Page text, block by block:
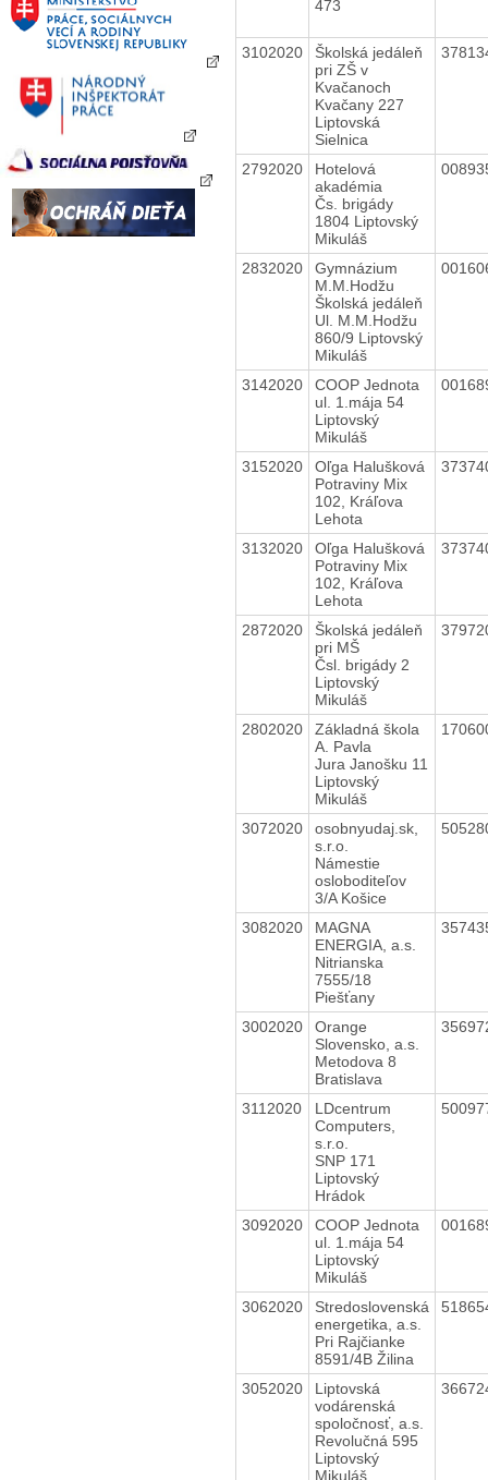
473
3102020
Školská jedáleň
pri ZŠ v
Kvačanoch
Kvačany 227
Liptovská
Sielnica
2792020
Hotelová
akadémia
Čs. brigády
1804 Liptovský
Mikuláš
2832020
Gymnázium
M.M.Hodžu
Školská jedáleň
Ul. M.M.Hodžu
860/9 Liptovský
Mikuláš
3142020
COOP Jednota
ul. 1.mája 54
Liptovský
Mikuláš
3152020
Oľga Halušková
Potraviny Mix
102, Kráľova
Lehota
3132020
Oľga Halušková
Potraviny Mix
102, Kráľova
Lehota
2872020
Školská jedáleň
pri MŠ
Čsl. brigády 2
Liptovský
Mikuláš
2802020
Základná škola
A. Pavla
Jura Janošku 11
Liptovský
Mikuláš
3072020
osobnyudaj.sk,
s.r.o.
Námestie
osloboditeľov
3/A Košice
3082020
MAGNA
ENERGIA, a.s.
Nitrianska
7555/18
Piešťany
3002020
Orange
Slovensko, a.s.
Metodova 8
Bratislava
3112020
LDcentrum
Computers,
s.r.o.
SNP 171
Liptovský
Hrádok
3092020
COOP Jednota
ul. 1.mája 54
Liptovský
Mikuláš
3062020
Stredoslovenská
energetika, a.s.
Pri Rajčianke
8591/4B Žilina
3052020
Liptovská
vodárenská
spoločnosť, a.s.
Revolučná 595
Liptovský
Mikuláš